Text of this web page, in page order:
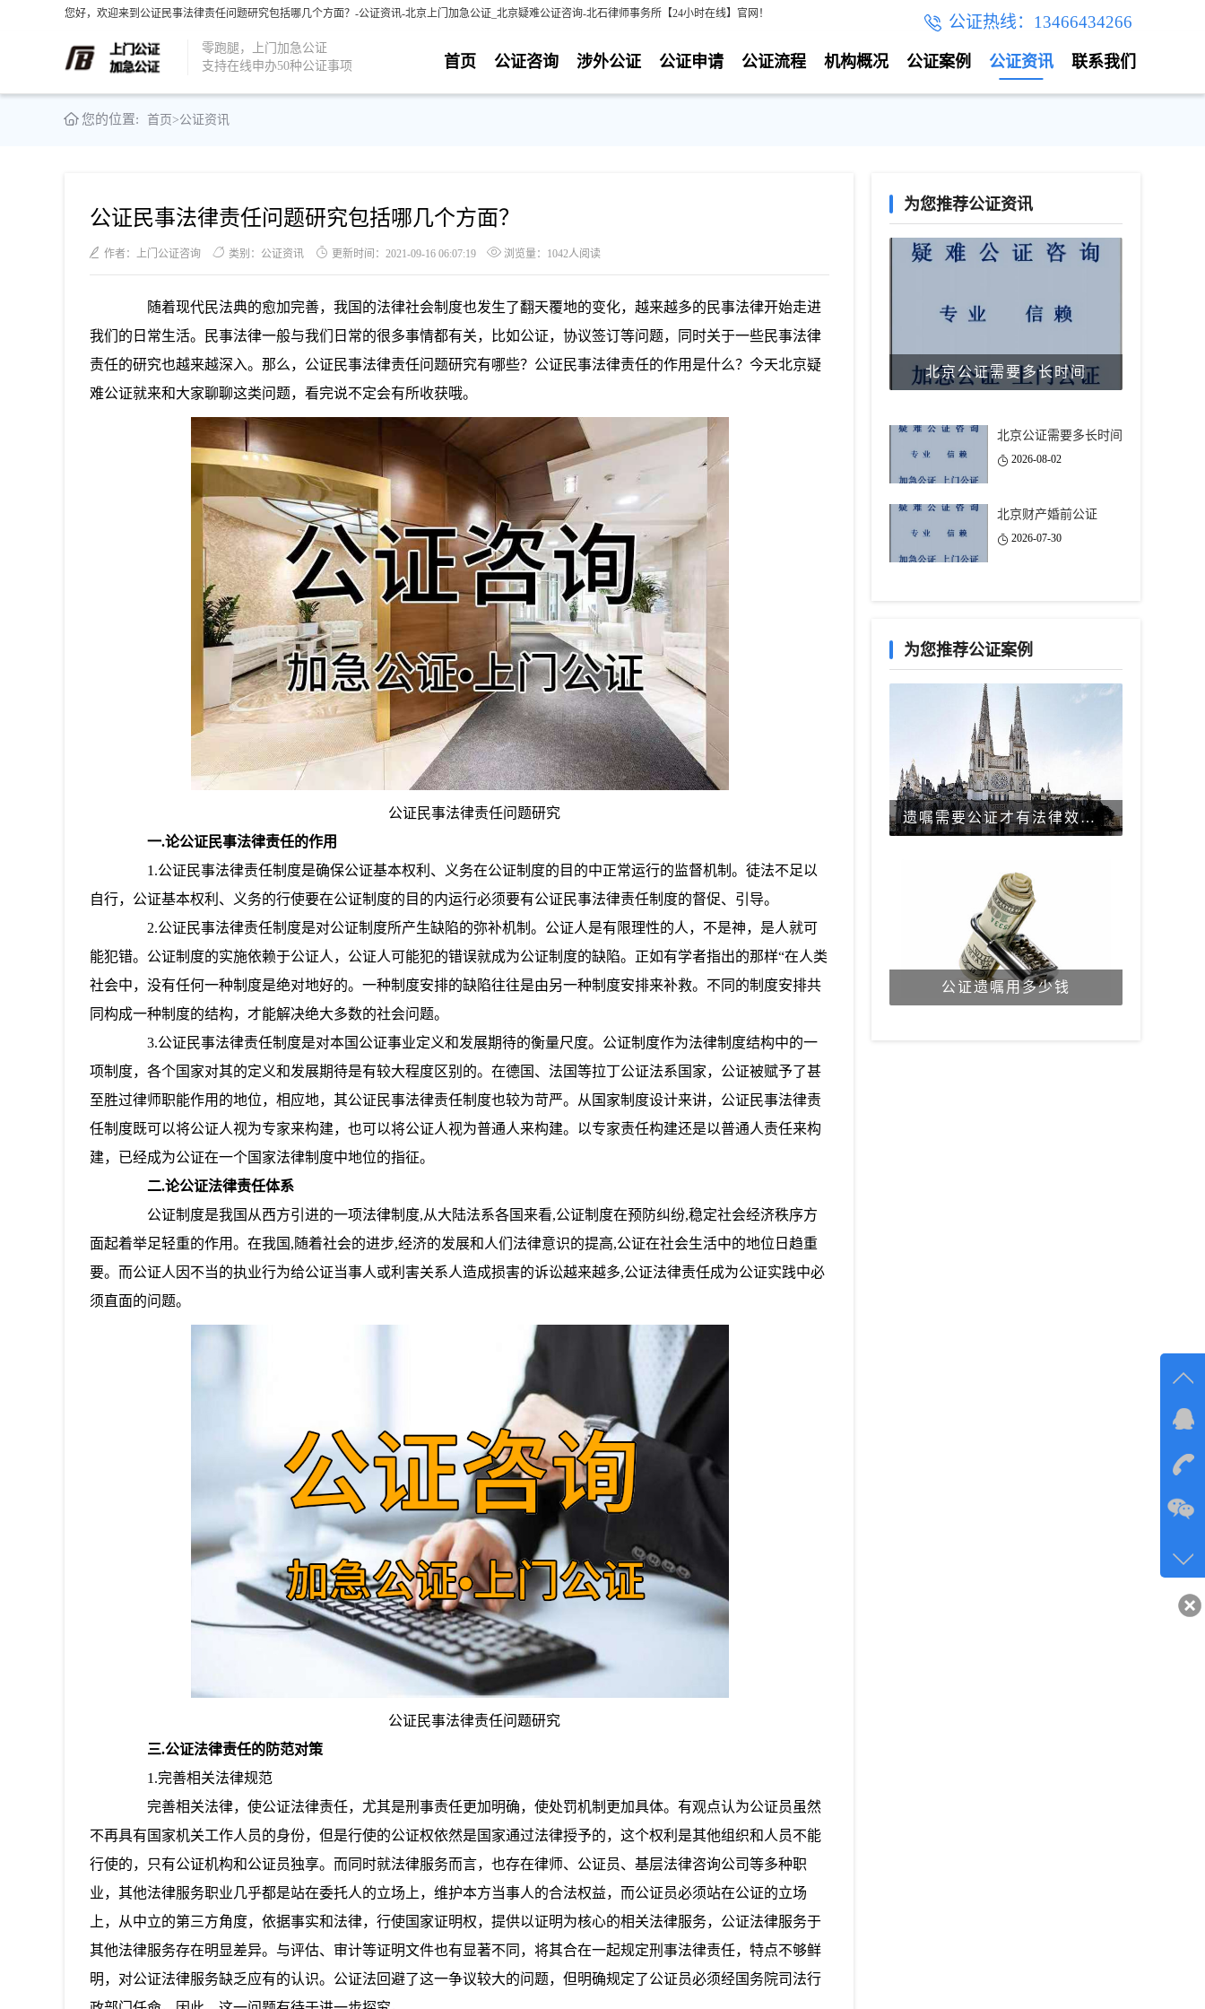
您好，欢迎来到公证民事法律责任问题研究包括哪几个方面？-公证资讯-北京上门加急公证_北京疑难公证咨询-北石律师事务所【24小时在线】官网！ 公证热线：13466434266
零跑腿，上门加急公证
支持在线申办50种公证事项
联系我们
公证资讯
公证案例
机构概况
公证流程
公证申请
涉外公证
公证咨询
首页
您的位置: 首页>公证资讯
公证民事法律责任问题研究包括哪几个方面？
作者：上门公证咨询 类别：公证资讯 更新时间：2021-09-16 06:07:19 浏览量：1042人阅读
随着现代民法典的愈加完善，我国的法律社会制度也发生了翻天覆地的变化，越来越多的民事法律开始走进
我们的日常生活。民事法律一般与我们日常的很多事情都有关，比如公证，协议签订等问题，同时关于一些民事法律
责任的研究也越来越深入。那么，公证民事法律责任问题研究有哪些？公证民事法律责任的作用是什么？今天北京疑
难公证就来和大家聊聊这类问题，看完说不定会有所收获哦。
公证民事法律责任问题研究
一.论公证民事法律责任的作用
1.公证民事法律责任制度是确保公证基本权利、义务在公证制度的目的中正常运行的监督机制。徒法不足以
自行，公证基本权利、义务的行使要在公证制度的目的内运行必须要有公证民事法律责任制度的督促、引导。
2.公证民事法律责任制度是对公证制度所产生缺陷的弥补机制。公证人是有限理性的人，不是神，是人就可
能犯错。公证制度的实施依赖于公证人，公证人可能犯的错误就成为公证制度的缺陷。正如有学者指出的那样“在人类
社会中，没有任何一种制度是绝对地好的。一种制度安排的缺陷往往是由另一种制度安排来补救。不同的制度安排共
同构成一种制度的结构，才能解决绝大多数的社会问题。
3.公证民事法律责任制度是对本国公证事业定义和发展期待的衡量尺度。公证制度作为法律制度结构中的一
项制度，各个国家对其的定义和发展期待是有较大程度区别的。在德国、法国等拉丁公证法系国家，公证被赋予了甚
至胜过律师职能作用的地位，相应地，其公证民事法律责任制度也较为苛严。从国家制度设计来讲，公证民事法律责
任制度既可以将公证人视为专家来构建，也可以将公证人视为普通人来构建。以专家责任构建还是以普通人责任来构
建，已经成为公证在一个国家法律制度中地位的指征。
二.论公证法律责任体系
公证制度是我国从西方引进的一项法律制度,从大陆法系各国来看,公证制度在预防纠纷,稳定社会经济秩序方
面起着举足轻重的作用。在我国,随着社会的进步,经济的发展和人们法律意识的提高,公证在社会生活中的地位日趋重
要。而公证人因不当的执业行为给公证当事人或利害关系人造成损害的诉讼越来越多,公证法律责任成为公证实践中必
须直面的问题。
公证民事法律责任问题研究
三.公证法律责任的防范对策
1.完善相关法律规范
完善相关法律，使公证法律责任，尤其是刑事责任更加明确，使处罚机制更加具体。有观点认为公证员虽然
不再具有国家机关工作人员的身份，但是行使的公证权依然是国家通过法律授予的，这个权利是其他组织和人员不能
行使的，只有公证机构和公证员独享。而同时就法律服务而言，也存在律师、公证员、基层法律咨询公司等多种职
业，其他法律服务职业几乎都是站在委托人的立场上，维护本方当事人的合法权益，而公证员必须站在公证的立场
上，从中立的第三方角度，依据事实和法律，行使国家证明权，提供以证明为核心的相关法律服务，公证法律服务于
其他法律服务存在明显差异。与评估、审计等证明文件也有显著不同，将其合在一起规定刑事法律责任，特点不够鲜
明，对公证法律服务缺乏应有的认识。公证法回避了这一争议较大的问题，但明确规定了公证员必须经国务院司法行
为您推荐公证资讯
北京公证需要多长时间
北京公证需要多长时间
2026-08-02
北京财产婚前公证
2026-07-30
为您推荐公证案例
遗嘱需要公证才有法律效力吗？
公证遗嘱用多少钱
在线
咨询
客服